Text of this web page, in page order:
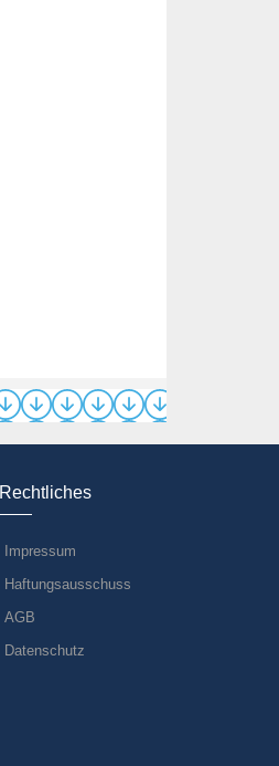
Rechtliches
Impressum
Haftungsausschuss
AGB
Datenschutz